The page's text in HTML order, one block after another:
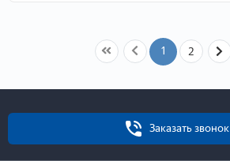
1 2
Заказать звонок